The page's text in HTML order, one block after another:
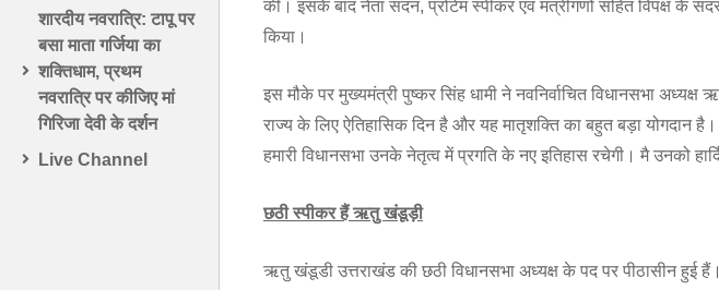
शारदीय नवरात्रि: टापू पर
बसा माता गर्जिया का
शक्तिधाम, प्रथम
नवरात्रि पर कीजिए मां
गिरिजा देवी के दर्शन
Live Channel
की। इसके बाद नेता सदन, प्रोटेम स्पीकर एवं मंत्रीगणों सहित विपक्ष के
किया।
इस मौके पर मुख्यमंत्री पुष्कर सिंह धामी ने नवनिर्वाचित विधानसभा
राज्य के लिए ऐतिहासिक दिन है और यह मातृशक्ति का बहुत बड़ा योगदान
हमारी विधानसभा उनके नेतृत्व में प्रगति के नए इतिहास रचेगी। मै उनको
छठी स्पीकर हैं ऋतु खंडूड़ी
ऋतु खंडूडी उत्तराखंड की छठी विधानसभा अध्यक्ष के पद पर पीठासीन हुई